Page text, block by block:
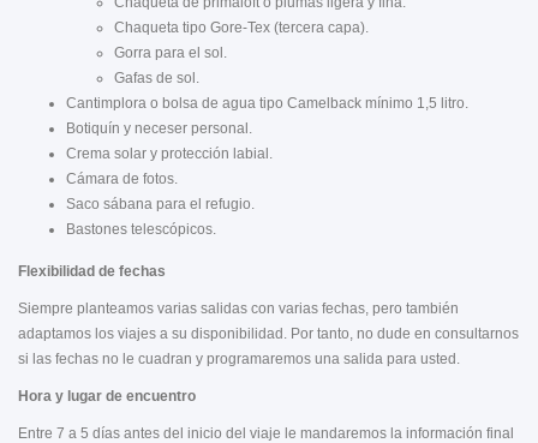
Chaqueta tipo Gore-Tex (tercera capa).
Gorra para el sol.
Gafas de sol.
Cantimplora o bolsa de agua tipo Camelback mínimo 1,5 litro.
Botiquín y neceser personal.
Crema solar y protección labial.
Cámara de fotos.
Saco sábana para el refugio.
Bastones telescópicos.
Flexibilidad de fechas
Siempre planteamos varias salidas con varias fechas, pero también
adaptamos los viajes a su disponibilidad. Por tanto, no dude en consultarnos
si las fechas no le cuadran y programaremos una salida para usted.
Hora y lugar de encuentro
Entre 7 a 5 días antes del inicio del viaje le mandaremos la información final